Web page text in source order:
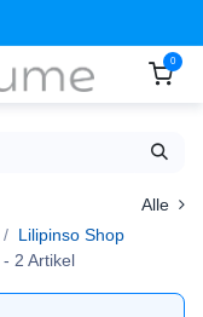
0
Alle
Lilipinso Shop
- 2 Artikel